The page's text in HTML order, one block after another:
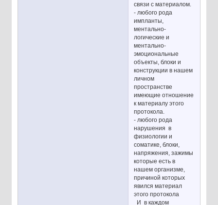
связи с материалом.
- любого рода
импланты,
ментально-
логические и
ментально-
эмоциональные
объекты, блоки и
конструкции в нашем
личном
пространстве
имеющие отношение
к материалу этого
протокола.
- любого рода
нарушения в
физиологии и
соматике, блоки,
напряжения, зажимы
которые есть в
нашем организме,
причиной которых
явился материал
этого протокола
И в каждом